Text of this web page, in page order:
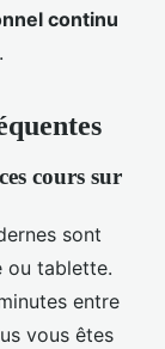
continu
cours sur
sont
ou tablette.
entre
vous êtes